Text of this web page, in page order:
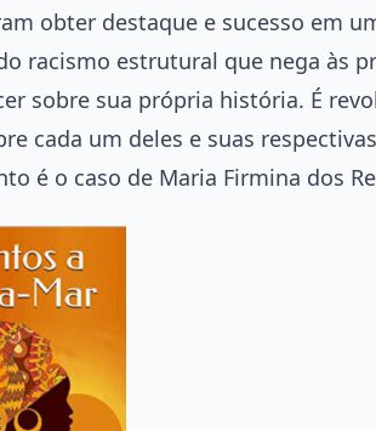
obter destaque e sucesso em
racismo estrutural que nega às
sobre sua própria história. É
cada um deles e suas
é o caso de Maria Firmina dos